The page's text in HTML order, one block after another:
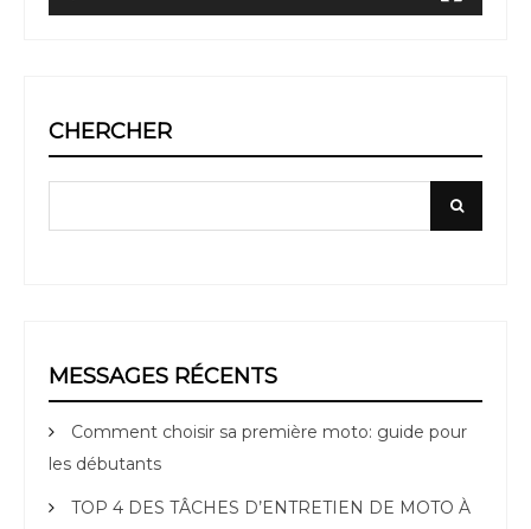
CHERCHER
for:
Search
MESSAGES RÉCENTS
Comment choisir sa première moto: guide pour
les débutants
TOP 4 DES TÂCHES D’ENTRETIEN DE MOTO À